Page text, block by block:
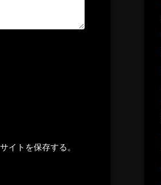
イトを保存する。